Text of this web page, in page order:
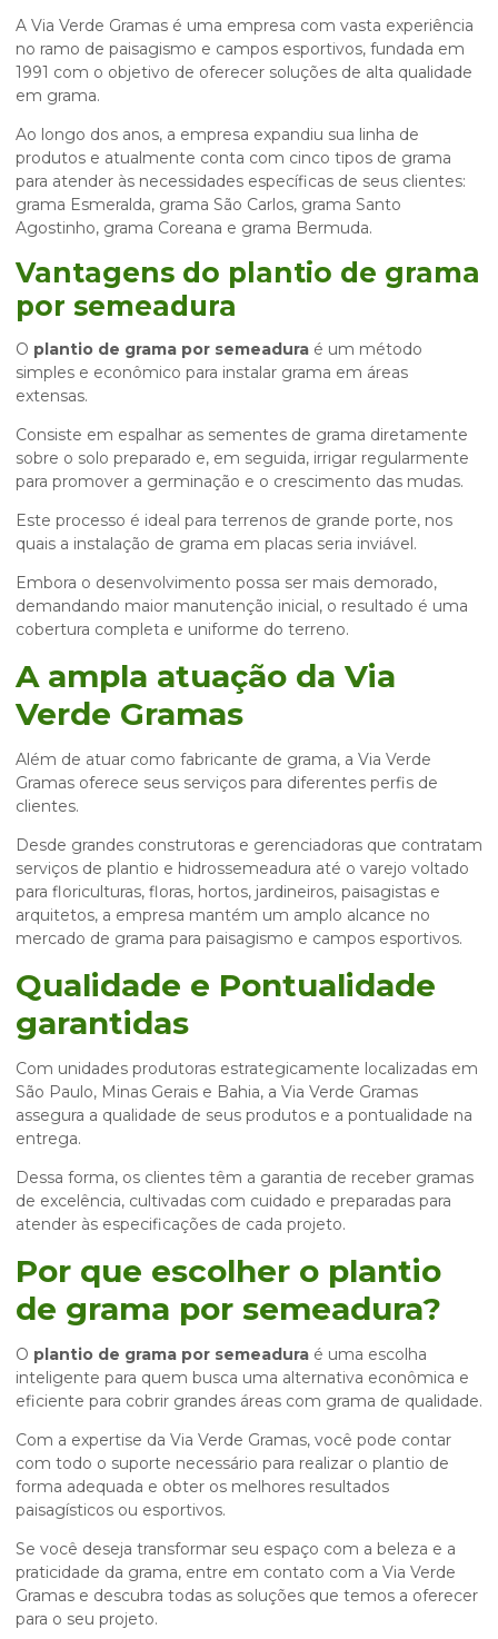
A Via Verde Gramas é uma empresa com vasta experiência
no ramo de paisagismo e campos esportivos, fundada em
1991 com o objetivo de oferecer soluções de alta qualidade
em grama.
Ao longo dos anos, a empresa expandiu sua linha de
produtos e atualmente conta com cinco tipos de grama
para atender às necessidades específicas de seus clientes:
grama Esmeralda, grama São Carlos, grama Santo
Agostinho, grama Coreana e grama Bermuda.
Vantagens do plantio de grama
por semeadura
O plantio de grama por semeadura é um método
simples e econômico para instalar grama em áreas
extensas.
Consiste em espalhar as sementes de grama diretamente
sobre o solo preparado e, em seguida, irrigar regularmente
para promover a germinação e o crescimento das mudas.
Este processo é ideal para terrenos de grande porte, nos
quais a instalação de grama em placas seria inviável.
Embora o desenvolvimento possa ser mais demorado,
demandando maior manutenção inicial, o resultado é uma
cobertura completa e uniforme do terreno.
A ampla atuação da Via
Verde Gramas
Além de atuar como fabricante de grama, a Via Verde
Gramas oferece seus serviços para diferentes perfis de
clientes.
Desde grandes construtoras e gerenciadoras que contratam
serviços de plantio e hidrossemeadura até o varejo voltado
para floriculturas, floras, hortos, jardineiros, paisagistas e
arquitetos, a empresa mantém um amplo alcance no
mercado de grama para paisagismo e campos esportivos.
Qualidade e Pontualidade
garantidas
Com unidades produtoras estrategicamente localizadas em
São Paulo, Minas Gerais e Bahia, a Via Verde Gramas
assegura a qualidade de seus produtos e a pontualidade na
entrega.
Dessa forma, os clientes têm a garantia de receber gramas
de excelência, cultivadas com cuidado e preparadas para
atender às especificações de cada projeto.
Por que escolher o plantio
de grama por semeadura?
O plantio de grama por semeadura é uma escolha
inteligente para quem busca uma alternativa econômica e
eficiente para cobrir grandes áreas com grama de qualidade.
Com a expertise da Via Verde Gramas, você pode contar
com todo o suporte necessário para realizar o plantio de
forma adequada e obter os melhores resultados
paisagísticos ou esportivos.
Se você deseja transformar seu espaço com a beleza e a
praticidade da grama, entre em contato com a Via Verde
Gramas e descubra todas as soluções que temos a oferecer
para o seu projeto.